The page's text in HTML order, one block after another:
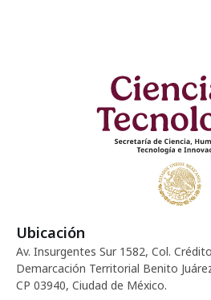
Ubicación
Av. Insurgentes Sur 1582, Col.
Demarcación Territorial Benito
CP 03940, Ciudad de México.